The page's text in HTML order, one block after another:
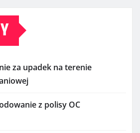
za upadek na terenie
z polisy OC